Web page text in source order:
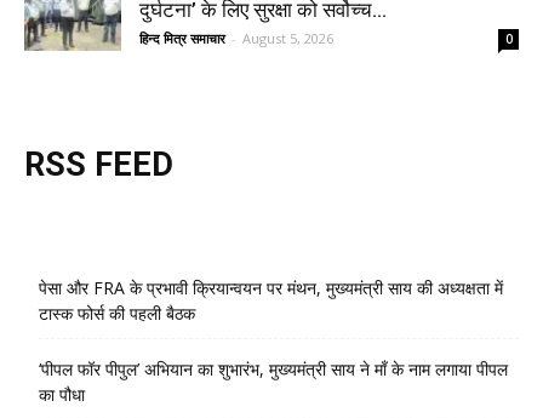
दुर्घटना’ के लिए सुरक्षा को सर्वोच्च...
हिन्द मित्र समाचार - August 5, 2026 0
RSS FEED
पेसा और FRA के प्रभावी क्रियान्वयन पर मंथन, मुख्यमंत्री साय की अध्यक्षता में
टास्क फोर्स की पहली बैठक
‘पीपल फॉर पीपुल’ अभियान का शुभारंभ, मुख्यमंत्री साय ने माँ के नाम लगाया पीपल
का पौधा